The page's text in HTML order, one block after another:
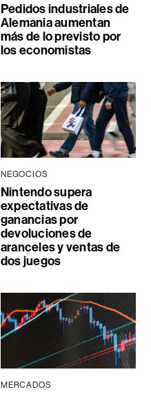
Pedidos industriales de
Alemania aumentan
más de lo previsto por
los economistas
NEGOCIOS
Nintendo supera
expectativas de
ganancias por
devoluciones de
aranceles y ventas de
dos juegos
MERCADOS